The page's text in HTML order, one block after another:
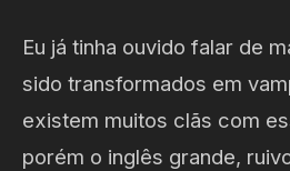
Eu já tinha ouvido falar de
sido transformados em
existem muitos clãs com
porém o inglês grande,